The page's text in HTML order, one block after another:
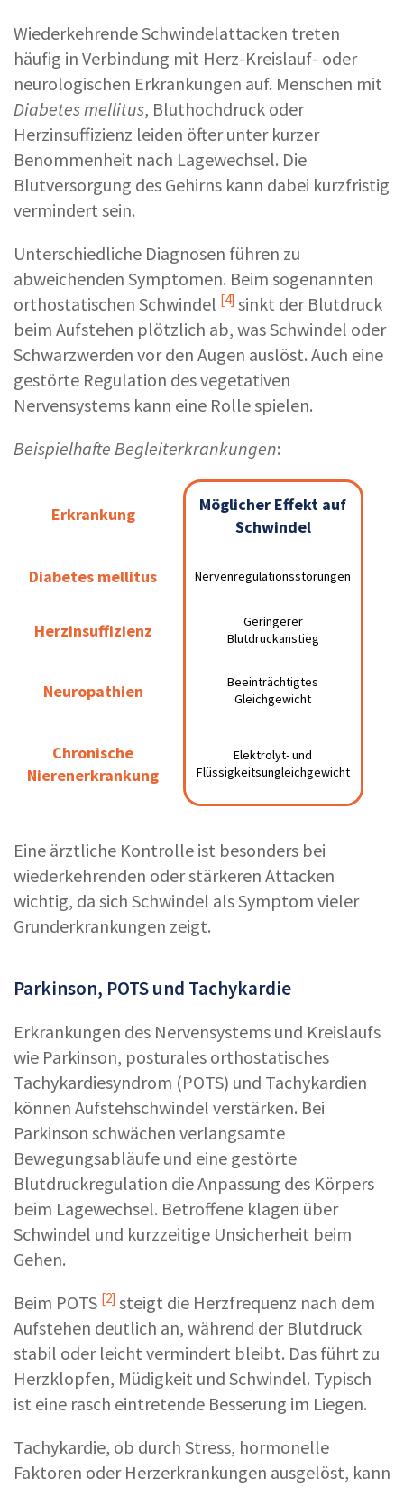
Wiederkehrende Schwindelattacken treten
häufig in Verbindung mit Herz-Kreislauf- oder
neurologischen Erkrankungen auf. Menschen mit
Diabetes mellitus, Bluthochdruck oder
Herzinsuffizienz leiden öfter unter kurzer
Benommenheit nach Lagewechsel. Die
Blutversorgung des Gehirns kann dabei kurzfristig
vermindert sein.
Unterschiedliche Diagnosen führen zu
abweichenden Symptomen. Beim sogenannten
orthostatischen Schwindel [4] sinkt der Blutdruck
beim Aufstehen plötzlich ab, was Schwindel oder
Schwarzwerden vor den Augen auslöst. Auch eine
gestörte Regulation des vegetativen
Nervensystems kann eine Rolle spielen.
Beispielhafte Begleiterkrankungen:
Erkrankung
Möglicher Effekt auf
Schwindel
Diabetes mellitus Nervenregulationsstörungen
Herzinsuffizienz Geringerer Blutdruckanstieg
Neuropathien
Beeinträchtigtes
Gleichgewicht
Chronische
Nierenerkrankung
Elektrolyt- und
Flüssigkeitsungleichgewicht
Möglicher Effekt auf
Schwindel
Nervenregulationsstörungen
Geringerer
Blutdruckanstieg
Beeinträchtigtes
Gleichgewicht
Elektrolyt- und
Flüssigkeitsungleichgewicht
Erkrankung
Diabetes mellitus
Herzinsuffizienz
Neuropathien
Chronische
Nierenerkrankung
Eine ärztliche Kontrolle ist besonders bei
wiederkehrenden oder stärkeren Attacken
wichtig, da sich Schwindel als Symptom vieler
Grunderkrankungen zeigt.
Parkinson, POTS und Tachykardie
Erkrankungen des Nervensystems und Kreislaufs
wie Parkinson, posturales orthostatisches
Tachykardiesyndrom (POTS) und Tachykardien
können Aufstehschwindel verstärken. Bei
Parkinson schwächen verlangsamte
Bewegungsabläufe und eine gestörte
Blutdruckregulation die Anpassung des Körpers
beim Lagewechsel. Betroffene klagen über
Schwindel und kurzzeitige Unsicherheit beim
Gehen.
Beim POTS [2] steigt die Herzfrequenz nach dem
Aufstehen deutlich an, während der Blutdruck
stabil oder leicht vermindert bleibt. Das führt zu
Herzklopfen, Müdigkeit und Schwindel. Typisch
ist eine rasch eintretende Besserung im Liegen.
Tachykardie, ob durch Stress, hormonelle
Faktoren oder Herzerkrankungen ausgelöst, kann